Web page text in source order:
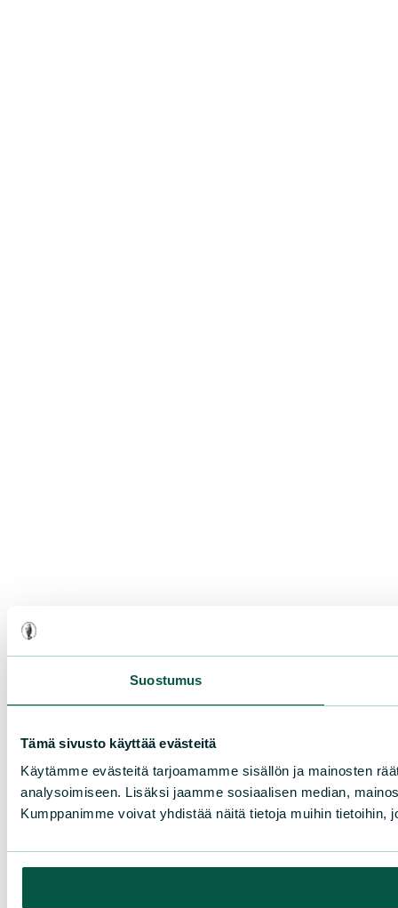
Suostumus
Tämä sivusto käyttää evästeitä
Käytämme evästeitä tarjoamamme sisällön ja mainosten
analysoimiseen. Lisäksi jaamme sosiaalisen median,
Kumppanimme voivat yhdistää näitä tietoja muihin tietoihin,